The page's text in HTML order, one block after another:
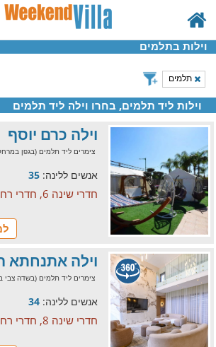
וילות בתלמים
תלמים
וילות ליד תלמים, בחרו וילה ליד תלמים
וילה כרם יוסף
צימרים ליד תלמים (בגפן במרחק של
אנשים ללינה: 35
חדרי שינה 6, חדרי רחצה 6, בריכה
וילה אתנחתא
צימרים ליד תלמים (בשדה צבי במרחק
אנשים ללינה: 34
חדרי שינה 8, חדרי רחצה 8, בריכה